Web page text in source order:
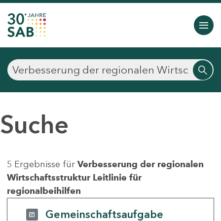
Suche
5 Ergebnisse für Verbesserung der regionalen
Wirtschaftsstruktur Leitlinie für
regionalbeihilfen
Gemeinschaftsaufgabe